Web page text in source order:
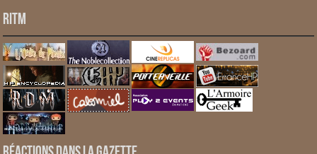
RITM